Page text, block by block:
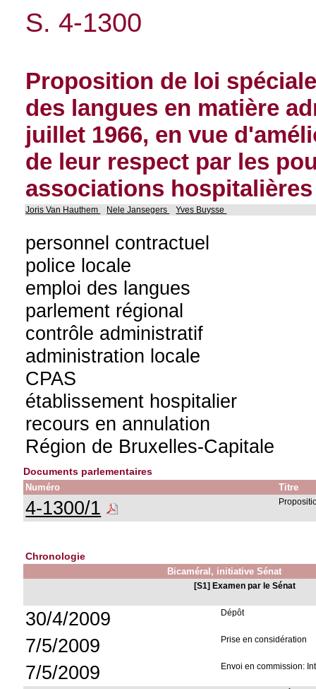
S. 4-1300
Proposition de loi
des langues en matière
juillet 1966, en vue
de leur respect par les
associations
Joris Van Hauthem Nele Jansegers Yves Buysse
personnel contractuel
police locale
emploi des langues
parlement régional
contrôle administratif
administration locale
CPAS
établissement hospitalier
recours en annulation
Région de Bruxelles-Capitale
Documents parlementaires
Numéro Titre
4-1300/1
Chronologie
Bicaméral, initiative Sénat
[S1] Examen par le Sénat
30/4/2009 Dépôt
7/5/2009 Prise en considération
7/5/2009 Envoi en commission: